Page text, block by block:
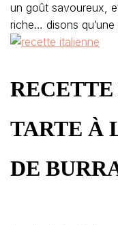
un goût savoureux,
riche… disons
TARTE À
DE